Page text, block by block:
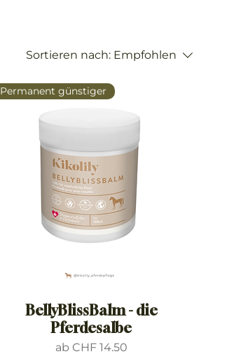
Sortieren nach: Empfohlen
Permanent günstiger
BellyBlissBalm - die
Pferdesalbe
ab CHF 14.50
Sale-Preis